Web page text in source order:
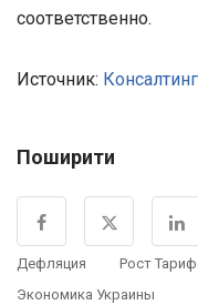
соответственно.
Источник:
Поширити
Дефляция
Рост
Экономика Украины